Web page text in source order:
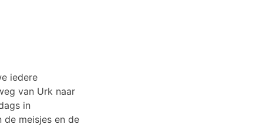
iedere
van Urk naar
in
meisjes en de